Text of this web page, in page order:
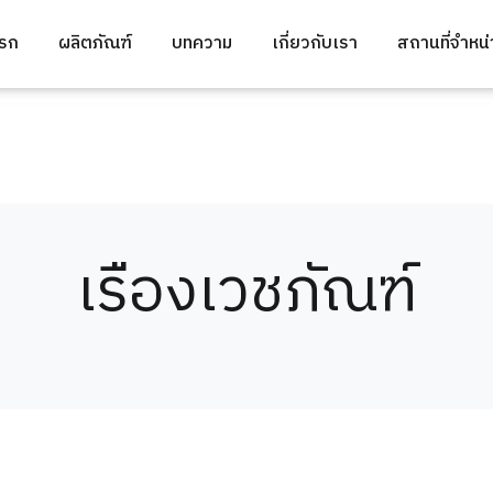
ก ผลิตภัณฑ์ บทความ เกี่ยวกับเรา สถานที่จำห
เรืองเวชภัณฑ์